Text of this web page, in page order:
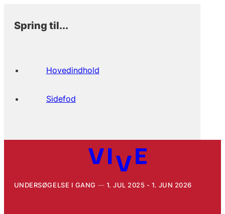
Spring til...
Hovedindhold
Sidefod
UNDERSØGELSE I GANG 1. JUL 2025 - 1. JUN 2026